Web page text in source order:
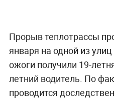
Прорыв теплотрассы
января на одной из
ожоги получили 19-
летний водитель. По
проводится